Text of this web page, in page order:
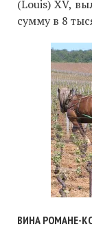
(Louis) XV,
сумму в 8
ВИНА РОМАНЕ-